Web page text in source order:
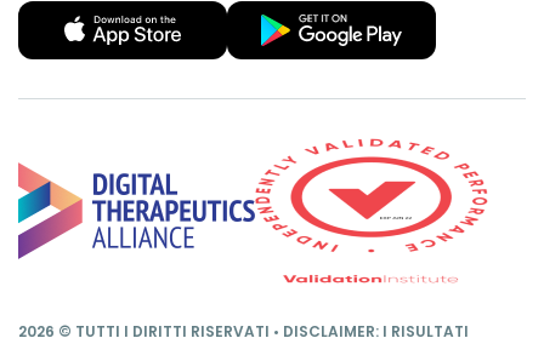
2026 © TUTTI I DIRITTI RISERVATI • DISCLAIMER: I RISULTATI